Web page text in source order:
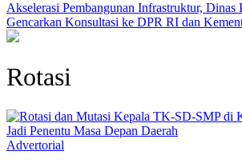
Akselerasi Pembangunan Infrastruktur, Dinas
Gencarkan Konsultasi ke DPR RI dan
Rotasi
Advertorial